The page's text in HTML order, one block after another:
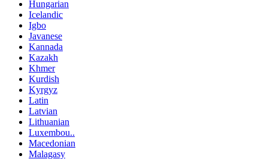
Hungarian
Icelandic
Igbo
Javanese
Kannada
Kazakh
Khmer
Kurdish
Kyrgyz
Latin
Latvian
Lithuanian
Luxembou..
Macedonian
Malagasy